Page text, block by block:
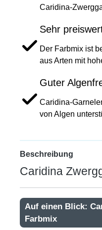
Caridina-
Sehr
Der Farbmix ist
aus Arten mit
Guter
Caridina-
von Algen
Beschreibung
Caridina
Auf einen Blick:
Farbmix